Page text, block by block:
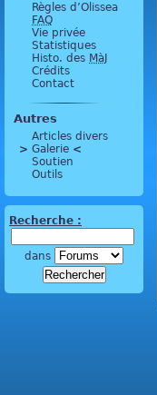
Règles d’Olissea
FAQ
Vie privée
Statistiques
Histo. des MàJ
Crédits
Contact
Autres
Articles divers
> Galerie <
Soutien
Outils
Recherche :
dans